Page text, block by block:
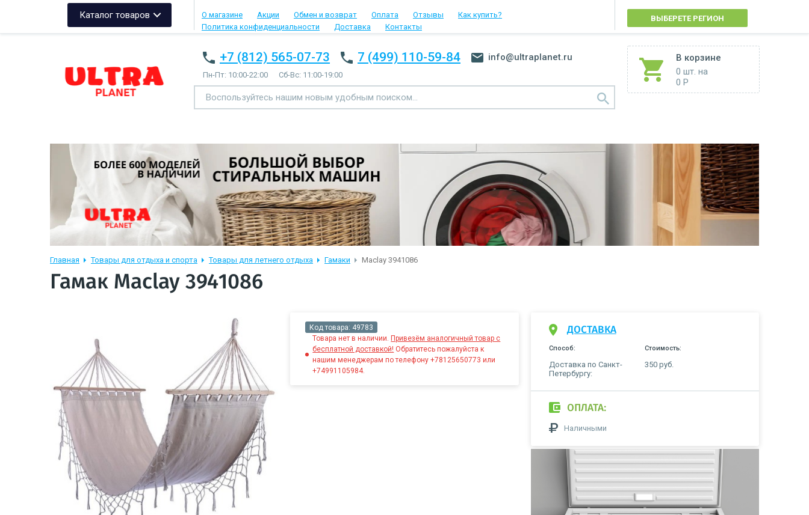
Каталог товаров О магазине Акции Обмен и возврат Оплата Отзывы
Как купить?
Политика конфиденциальности
Доставка Контакты
ВЫБЕРЕТЕ РЕГИОН
В корзине
0 шт. на
0 Р
+7 (812) 565-07-73 7 (499) 110-59-84 info@ultraplanet.ru
Пн-Пт: 10:00-22:00 Сб-Вс: 11:00-19:00
Главная Товары для отдыха и спорта Товары для летнего отдыха Гамаки Maclay 3941086
Гамак Maclay 3941086
Код товара: 49783
Товара нет в наличии.Привезём аналогичный товар с
бесплатной доставкой! Обратитесь пожалуйста к
нашим менеджерам по телефону +78125650773 или
+74991105984.
ДОСТАВКА
Способ: Стоимость:
Доставка по Санкт-
Петербургу:
350 руб.
ОПЛАТА:
Наличными